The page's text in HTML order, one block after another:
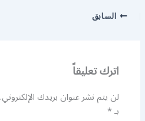
السابق
اترك تعليقاً
لن يتم نشر عنوان بريدك الإلكتروني.
بـ*